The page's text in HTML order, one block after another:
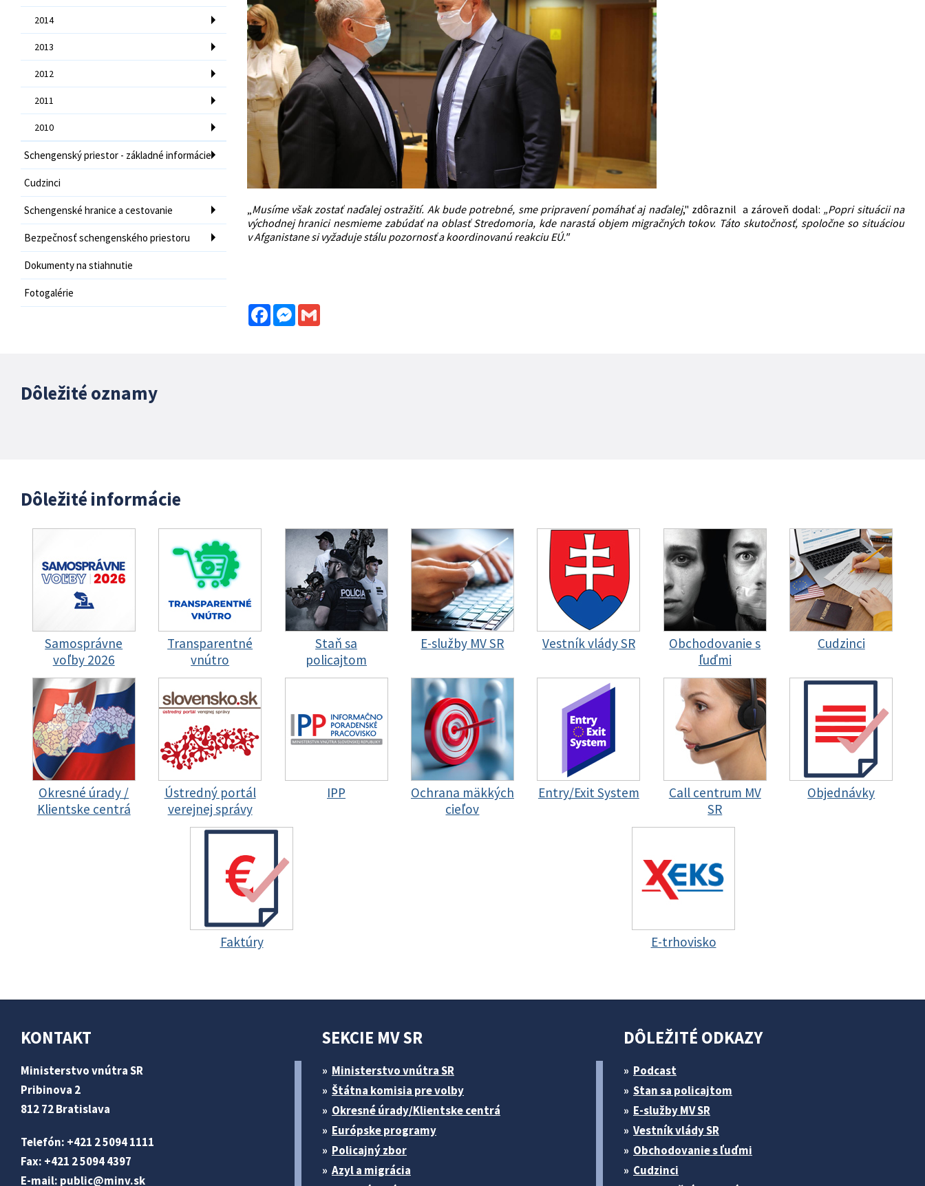
2014
2013
2012
2011
2010
Schengenský priestor - základné informácie
Cudzinci
Schengenské hranice a cestovanie
Bezpečnosť schengenského priestoru
Dokumenty na stiahnutie
Fotogalérie
Musíme však zostať naďalej ostražití. Ak bude potrebné, sme pripravení pomáhať aj naďalej," zdôraznil a zároveň dodal: „Popri situácii na
východnej hranici nesmieme zabúdať na oblasť Stredomoria, kde narastá objem migračných tokov. Táto skutočnosť, spoločne so situáciou
v Afganistane si vyžaduje stálu pozornosť a koordinovanú reakciu EÚ."
FacebookMessenger
Gmail
Dôležité oznamy
Dôležité informácie
Samosprávne
voľby 2026
Transparentné
vnútro
Staň sa
policajtom
E-služby MV SR Vestník vlády SR
Obchodovanie s
ľuďmi
Cudzinci
Okresné úrady /
Klientske centrá
Ústredný portál
verejnej správy
IPP
Ochrana mäkkých
cieľov
Entry/Exit System
Call centrum MV
SR
Objednávky
Faktúry E-trhovisko
KONTAKT
Ministerstvo vnútra SR
Pribinova 2
812 72 Bratislava
Telefón: +421 2 5094 1111
Fax: +421 2 5094 4397
E-mail: public@minv.sk
SEKCIE MV SR
Ministerstvo vnútra SR
Štátna komisia pre volby
Okresné úrady/Klientske centrá
Európske programy
Policajný zbor
Azyl a migrácia
DÔLEŽITÉ ODKAZY
Podcast
Stan sa policajtom
E-služby MV SR
Vestník vlády SR
Obchodovanie s ľuďmi
Cudzinci